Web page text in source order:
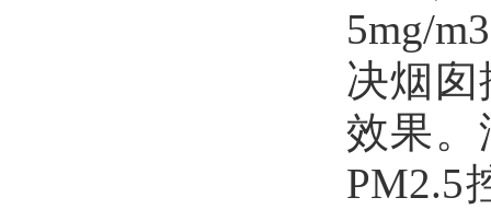
5mg/m3
决烟囱
效果。
PM2.5